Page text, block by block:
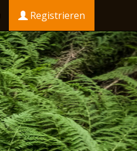
Registrieren